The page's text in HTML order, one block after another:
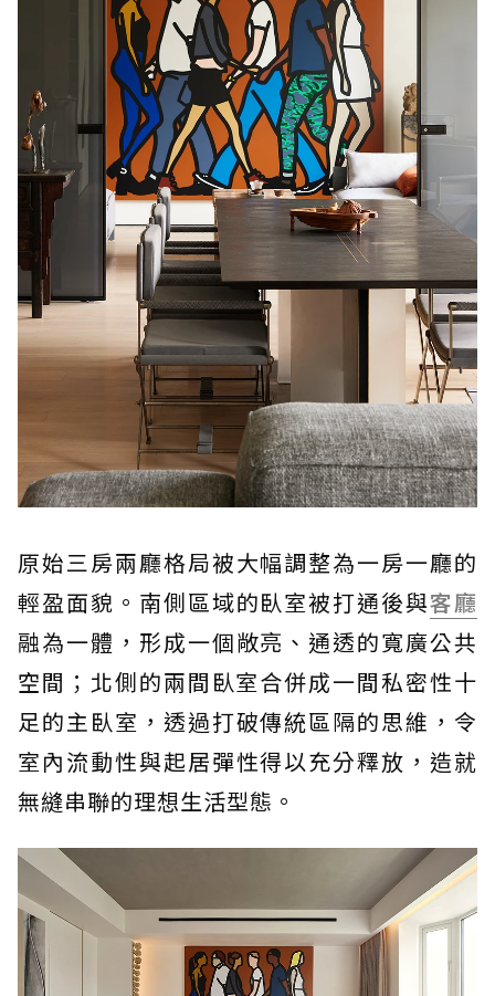
原始三房兩廳格局被大幅調整為一房一廳的
輕盈面貌。南側區域的臥室被打通後與客廳
融為一體，形成一個敞亮、通透的寬廣公共
空間；北側的兩間臥室合併成一間私密性十
足的主臥室，透過打破傳統區隔的思維，令
室內流動性與起居彈性得以充分釋放，造就
無縫串聯的理想生活型態。